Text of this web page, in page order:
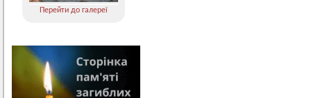
Перейти до галереї